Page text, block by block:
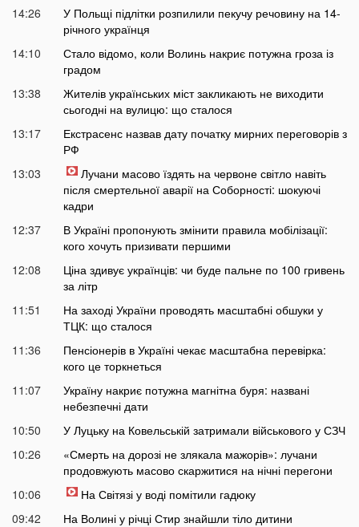
14:26
У Польщі підлітки розпилили пекучу речовину на 14-
річного українця
14:10
Стало відомо, коли Волинь накриє потужна гроза із
градом
13:38
Жителів українських міст закликають не виходити
сьогодні на вулицю: що сталося
13:17
Екстрасенс назвав дату початку мирних переговорів з
РФ
13:03
Лучани масово їздять на червоне світло навіть
після смертельної аварії на Соборності: шокуючі
кадри
12:37
В Україні пропонують змінити правила мобілізації:
кого хочуть призивати першими
12:08
Ціна здивує українців: чи буде пальне по 100 гривень
за літр
11:51
На заході України проводять масштабні обшуки у
ТЦК: що сталося
11:36
Пенсіонерів в Україні чекає масштабна перевірка:
кого це торкнеться
11:07
Україну накриє потужна магнітна буря: названі
небезпечні дати
10:50
У Луцьку на Ковельській затримали військового у СЗЧ
10:26
«Смерть на дорозі не злякала мажорів»: лучани
продовжують масово скаржитися на нічні перегони
10:06
На Світязі у воді помітили гадюку
09:42
На Волині у річці Стир знайшли тіло дитини